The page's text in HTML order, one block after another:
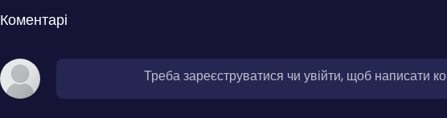
Коментарі
Треба зареєструватися чи увійти, щоб написати